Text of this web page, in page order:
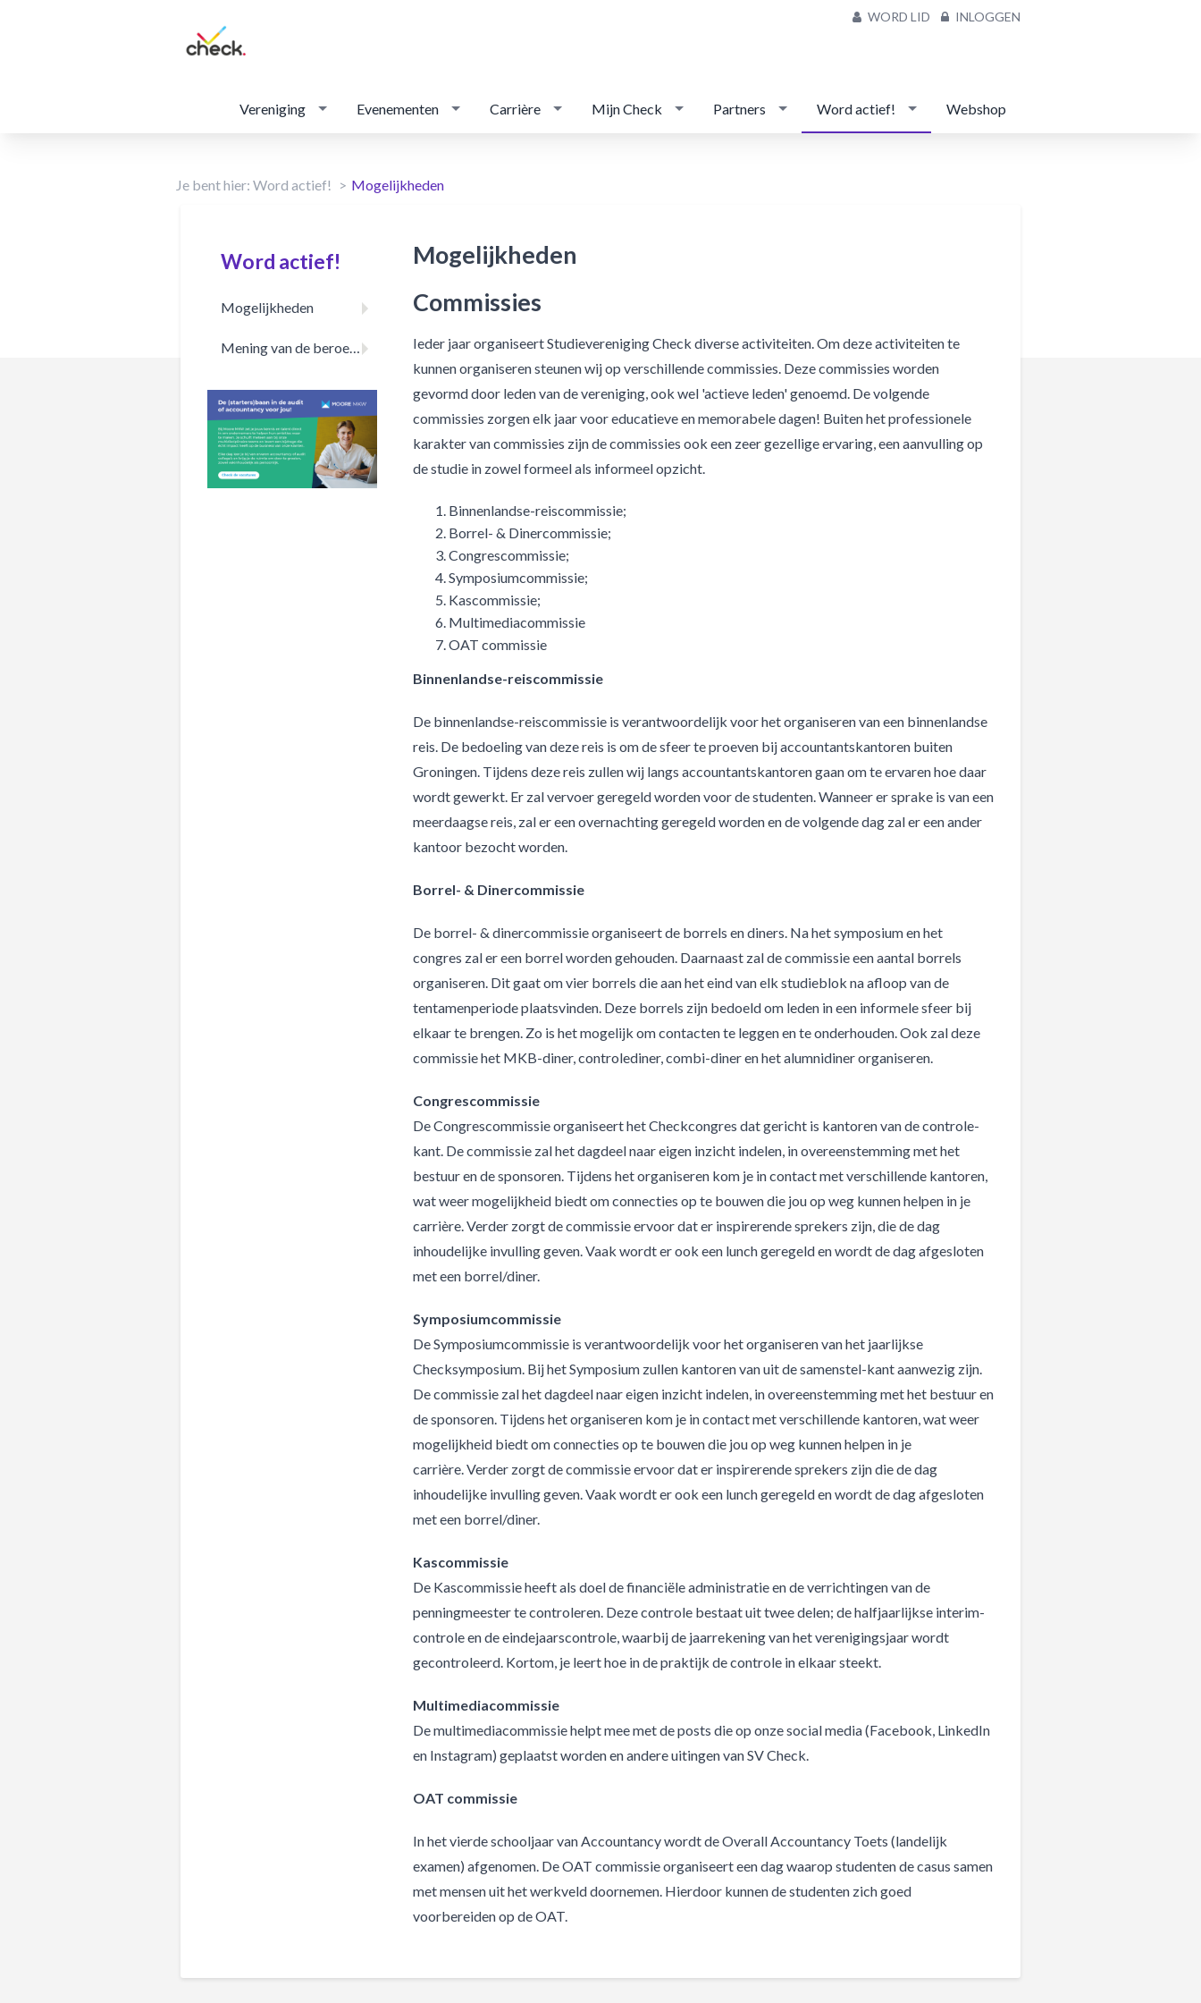
WORD LID INLOGGEN
Vereniging Evenementen Carrière Mijn Check Partners Word actief! Webshop
Je bent hier: Word actief! Mogelijkheden
Word actief!
Mogelijkheden
Mogelijkheden
Commissies
Ieder jaar organiseert Studievereniging Check diverse activiteiten. Om deze activiteiten te
kunnen organiseren steunen wij op verschillende commissies. Deze commissies worden
gevormd door leden van de vereniging, ook wel 'actieve leden' genoemd. De volgende
commissies zorgen elk jaar voor educatieve en memorabele dagen! Buiten het professionele
karakter van commissies zijn de commissies ook een zeer gezellige ervaring, een aanvulling op
de studie in zowel formeel als informeel opzicht.
Binnenlandse-reiscommissie;
Borrel- & Dinercommissie;
Congrescommissie;
Symposiumcommissie;
Kascommissie;
Multimediacommissie
OAT commissie
Binnenlandse-reiscommissie
De binnenlandse-reiscommissie is verantwoordelijk voor het organiseren van een binnenlandse
reis. De bedoeling van deze reis is om de sfeer te proeven bij accountantskantoren buiten
Groningen. Tijdens deze reis zullen wij langs accountantskantoren gaan om te ervaren hoe daar
wordt gewerkt. Er zal vervoer geregeld worden voor de studenten. Wanneer er sprake is van een
meerdaagse reis, zal er een overnachting geregeld worden en de volgende dag zal er een ander
kantoor bezocht worden.
Borrel- & Dinercommissie
De borrel- & dinercommissie organiseert de borrels en diners. Na het symposium en het
congres zal er een borrel worden gehouden. Daarnaast zal de commissie een aantal borrels
organiseren. Dit gaat om vier borrels die aan het eind van elk studieblok na afloop van de
tentamenperiode plaatsvinden. Deze borrels zijn bedoeld om leden in een informele sfeer bij
elkaar te brengen. Zo is het mogelijk om contacten te leggen en te onderhouden. Ook zal deze
commissie het MKB-diner, controlediner, combi-diner en het alumnidiner organiseren.
Congrescommissie
De Congrescommissie organiseert het Checkcongres dat gericht is kantoren van de controle-
kant. De commissie zal het dagdeel naar eigen inzicht indelen, in overeenstemming met het
bestuur en de sponsoren. Tijdens het organiseren kom je in contact met verschillende kantoren,
wat weer mogelijkheid biedt om connecties op te bouwen die jou op weg kunnen helpen in je
carrière. Verder zorgt de commissie ervoor dat er inspirerende sprekers zijn, die de dag
inhoudelijke invulling geven. Vaak wordt er ook een lunch geregeld en wordt de dag afgesloten
met een borrel/diner.
Symposiumcommissie
De Symposiumcommissie is verantwoordelijk voor het organiseren van het jaarlijkse
Checksymposium. Bij het Symposium zullen kantoren van uit de samenstel-kant aanwezig zijn.
De commissie zal het dagdeel naar eigen inzicht indelen, in overeenstemming met het bestuur en
de sponsoren. Tijdens het organiseren kom je in contact met verschillende kantoren, wat weer
mogelijkheid biedt om connecties op te bouwen die jou op weg kunnen helpen in je
carrière. Verder zorgt de commissie ervoor dat er inspirerende sprekers zijn die de dag
inhoudelijke invulling geven. Vaak wordt er ook een lunch geregeld en wordt de dag afgesloten
met een borrel/diner.
Kascommissie
De Kascommissie heeft als doel de financiële administratie en de verrichtingen van de
penningmeester te controleren. Deze controle bestaat uit twee delen; de halfjaarlijkse interim-
controle en de eindejaarscontrole, waarbij de jaarrekening van het verenigingsjaar wordt
gecontroleerd. Kortom, je leert hoe in de praktijk de controle in elkaar steekt.
Multimediacommissie
De multimediacommissie helpt mee met de posts die op onze social media (Facebook, LinkedIn
en Instagram) geplaatst worden en andere uitingen van SV Check.
OAT commissie
In het vierde schooljaar van Accountancy wordt de Overall Accountancy Toets (landelijk
examen) afgenomen. De OAT commissie organiseert een dag waarop studenten de casus samen
met mensen uit het werkveld doornemen. Hierdoor kunnen de studenten zich goed
voorbereiden op de OAT.